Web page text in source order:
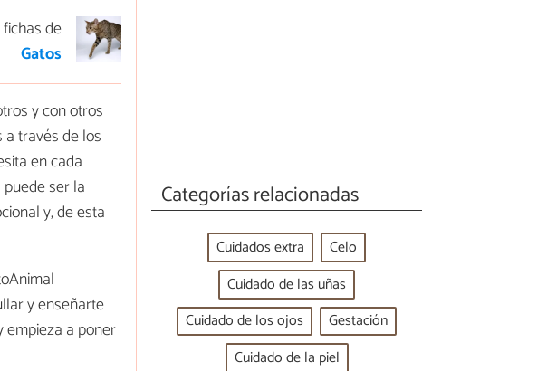
de
Gatos
y con otros
través de los
en cada
ser la
y, de esta
y enseñarte
empieza a poner
Categorías relacionadas
Cuidados extra
Celo
Cuidado de las uñas
Cuidado de los ojos
Gestación
Cuidado de la piel